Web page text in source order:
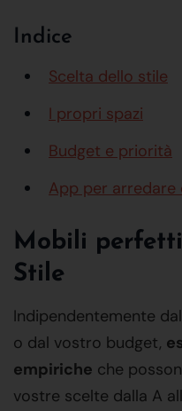
Indice
Scelta dello stile
I propri spazi
Budget e priorità
App per arredare
Mobili
Stile
Indipendentemente
o dal vostro budget,
empiriche che
vostre scelte dalla A